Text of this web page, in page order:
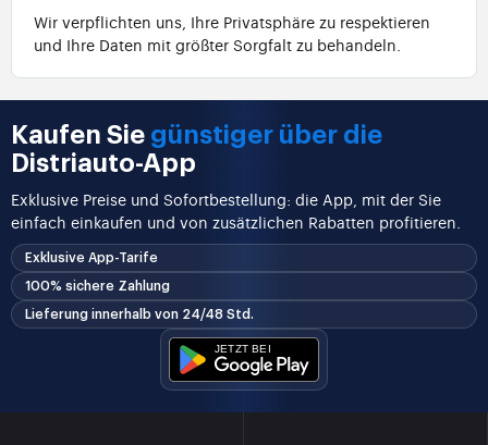
Wir verpflichten uns, Ihre Privatsphäre zu respektieren
und Ihre Daten mit größter Sorgfalt zu behandeln.
Kaufen Sie günstiger über die
Distriauto-App
Exklusive Preise und Sofortbestellung: die App, mit der Sie
einfach einkaufen und von zusätzlichen Rabatten profitieren.
Exklusive App-Tarife
100% sichere Zahlung
Lieferung innerhalb von 24/48 Std.